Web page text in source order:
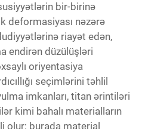
bir-birinə
deformasiyası nəzərə
riayət edən,
endirən düzülüşləri
oriyentasiya
seçimlərini təhlil
imkanları, titan ərintiləri
kimi bahalı materialların
olur; burada material